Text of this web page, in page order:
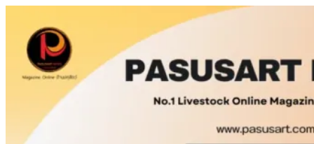
content